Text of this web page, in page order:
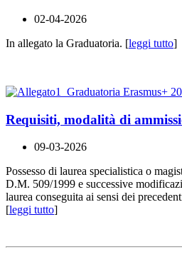
02-04-2026
In allegato la Graduatoria. [leggi tutto]
Requisiti, modalità di
09-03-2026
Possesso di laurea specialistica o
D.M. 509/1999 e successive
laurea conseguita ai sensi dei
[leggi tutto]